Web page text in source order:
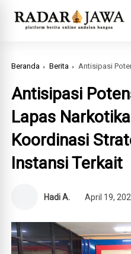
Beranda Berita Antisipasi Potensi Bencana,
Antisipasi
Lapas
Koordinasi
Instansi Terkait
Hadi A. April 19,